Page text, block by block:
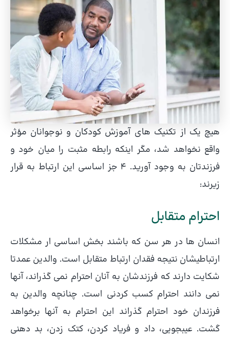
هیچ یک از تکنیک های آموزش کودکان و نوجوانان مؤثر
واقع نخواهد شد، مگر اینکه رابطه مثبت را میان خود و
فرزندتان به وجود آورید. 4 جز اساسی این ارتباط به قرار
زیرند:
احترام متقابل
انسان ها در هر سن که باشند بخش اساسی ار مشکلات
ارتباطیشان نتیجه فقدان ارتباط متقابل است. والدین عمدتا
شکایت دارند که فرزندشان به آنان احترام نمی گذراند، آنها
نمی دانند احترام کسب کردنی است. چنانچه والدین به
فرزندان خود احترام گذراند این احترام به آنها برخواهد
گشت. عیبجویی، داد و فریاد کردن، کتک زدن، بد دهنی